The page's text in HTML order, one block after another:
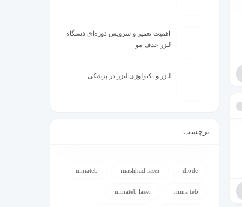
اهمیت تعمیر و سرویس دوره‌ای دستگاه
لیزر حذف مو
لیزر و تکنولوژی لیزر در پزشکی
برچسب
diode
mashhad laser
nimateb
nima teb
nimateb laser